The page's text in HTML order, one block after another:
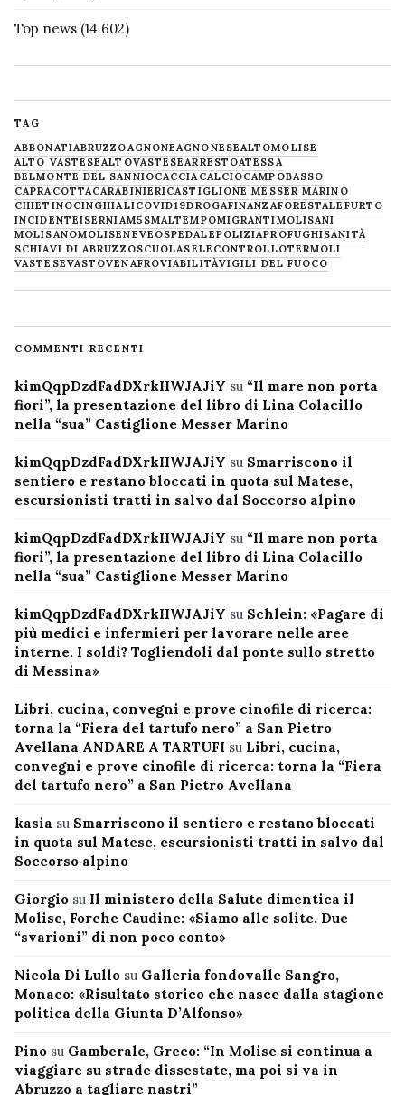
Top news (14.602)
TAG
ABBONATIABRUZZOAGNONEAGNONESEALTOMOLISE
ALTO VASTESEALTOVASTESEARRESTOATESSA
BELMONTE DEL SANNIOCACCIACALCIOCAMPOBASSO
CAPRACOTTACARABINIERICASTIGLIONE MESSER MARINO
CHIETINOCINGHIALICOVID19DROGAFINANZAFORESTALE FURTO
INCIDENTEISERNIAM5SMALTEMPOMIGRANTIMOLISANI
MOLISANOMOLISENEVE OSPEDALEPOLIZIAPROFUGHISANITÀ
SCHIAVI DI ABRUZZOSCUOLASELECONTROLLOTERMOLI
VASTESEVASTOVENAFROVIABILITÀVIGILI DEL FUOCO
COMMENTI RECENTI
kimQqpDzdFadDXrkHWJAJiY su “Il mare non porta
fiori”, la presentazione del libro di Lina Colacillo
nella “sua” Castiglione Messer Marino
kimQqpDzdFadDXrkHWJAJiY su Smarriscono il
sentiero e restano bloccati in quota sul Matese,
escursionisti tratti in salvo dal Soccorso alpino
kimQqpDzdFadDXrkHWJAJiY su “Il mare non porta
fiori”, la presentazione del libro di Lina Colacillo
nella “sua” Castiglione Messer Marino
kimQqpDzdFadDXrkHWJAJiY su Schlein: «Pagare di
più medici e infermieri per lavorare nelle aree
interne. I soldi? Togliendoli dal ponte sullo stretto
di Messina»
Libri, cucina, convegni e prove cinofile di ricerca:
torna la “Fiera del tartufo nero” a San Pietro
Avellana ANDARE A TARTUFI su Libri, cucina,
convegni e prove cinofile di ricerca: torna la “Fiera
del tartufo nero” a San Pietro Avellana
kasia su Smarriscono il sentiero e restano bloccati
in quota sul Matese, escursionisti tratti in salvo dal
Soccorso alpino
Giorgio su Il ministero della Salute dimentica il
Molise, Forche Caudine: «Siamo alle solite. Due
“svarioni” di non poco conto»
Nicola Di Lullo su Galleria fondovalle Sangro,
Monaco: «Risultato storico che nasce dalla stagione
politica della Giunta D’Alfonso»
Pino su Gamberale, Greco: “In Molise si continua a
viaggiare su strade dissestate, ma poi si va in
Abruzzo a tagliare nastri”